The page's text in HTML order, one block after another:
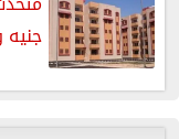
جنيه و15 ألف وحدة جاهزة